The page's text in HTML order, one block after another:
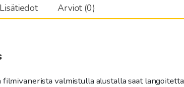
Lisätiedot Arviot (0)
filmivanerista valmistulla alustalla saat